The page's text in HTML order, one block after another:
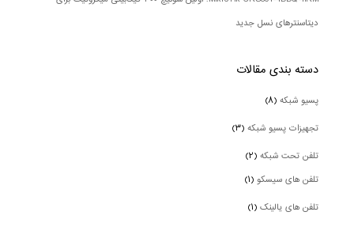
دیتاسنترهای نسل جدید
دسته بندی‌ مقالات
پسیو شبکه(۸)
تجهیزات پسیو شبکه(۳)
تلفن تحت شبکه(۲)
تلفن های سیسکو(۱)
تلفن های یالینک(۱)